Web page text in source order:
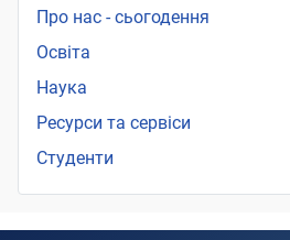
Про нас - сьогодення
Освіта
Наука
Ресурси та сервіси
Студенти